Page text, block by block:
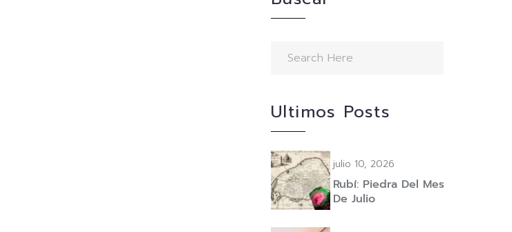
Ultimos Posts
julio 10, 2026
Rubí: Piedra Del Mes
De Julio